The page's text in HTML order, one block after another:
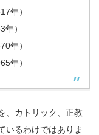
年）
）
年）
年）
、カトリック、正教
いるわけではありま